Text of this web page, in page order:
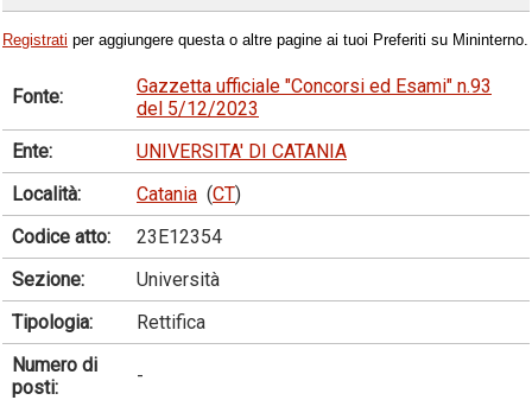
Registrati per aggiungere questa o altre pagine ai tuoi Preferiti su Mininterno.
Fonte:
Gazzetta ufficiale "Concorsi ed Esami" n.93
del 5/12/2023
Ente:
UNIVERSITA' DI CATANIA
Località:
Catania (CT)
Codice atto:
23E12354
Sezione:
Università
Tipologia:
Rettifica
Numero di
posti:
-